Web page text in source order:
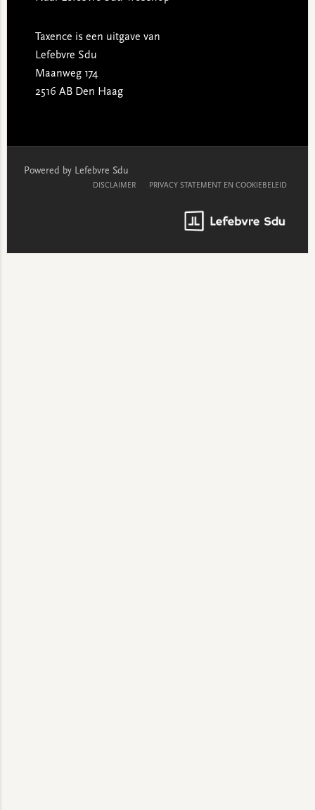
Taxence is een uitgave van
Lefebvre Sdu
Maanweg 174
2516 AB Den Haag
Powered by Lefebvre Sdu
DISCLAIMER PRIVACY STATEMENT EN COOKIEBELEID